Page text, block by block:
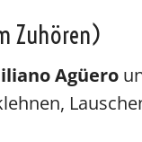
Zuhören)
Agüero